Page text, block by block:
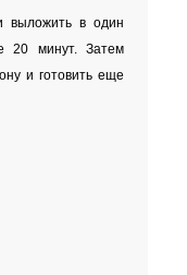
выложить в один
20 минут. Затем
и готовить еще